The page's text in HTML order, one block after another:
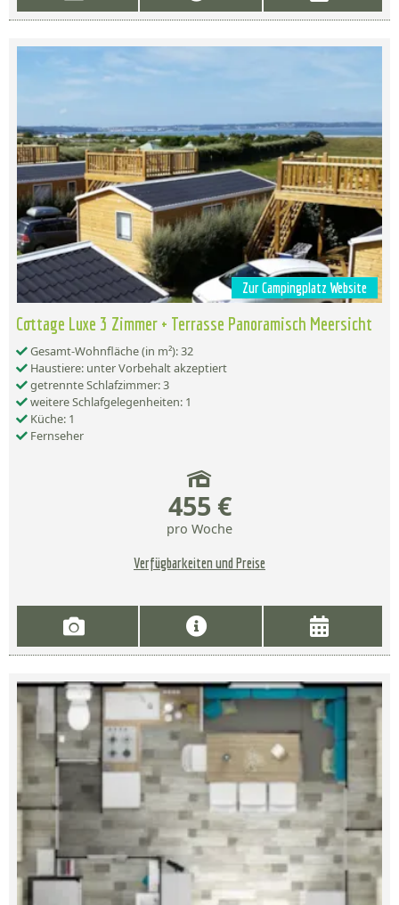
Zur Campingplatz Website
Cottage Luxe 3 Zimmer + Terrasse Panoramisch Meersicht
Gesamt-Wohnfläche (in m²): 32
Haustiere: unter Vorbehalt akzeptiert
getrennte Schlafzimmer: 3
weitere Schlafgelegenheiten: 1
Küche: 1
Fernseher
455 €
pro Woche
Verfügbarkeiten und Preise